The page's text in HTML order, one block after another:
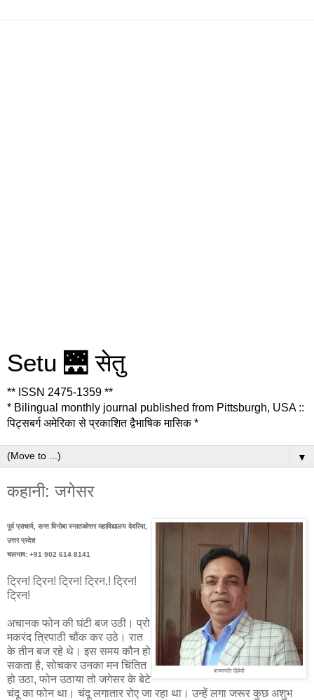
Setu 🌉 सेतु
** ISSN 2475-1359 **
* Bilingual monthly journal published from Pittsburgh, USA ::
पिट्सबर्ग अमेरिका से प्रकाशित द्वैभाषिक मासिक *
▼
कहानी: जगेसर
वाचस्पति द्विवेदी
पूर्व प्राचार्य, सन्त विनोबा स्नातकोत्तर महाविद्यालय देवरिया,
उत्तर प्रदेश
चलभाष: +91 902 614 8141
ट्रिन! ट्रिन! ट्रिन! ट्रिन,! ट्रिन!
ट्रिन!
अचानक फोन की घंटी बज उठी। प्रो
मकरंद त्रिपाठी चौंक कर उठे। रात
के तीन बज रहे थे। इस समय कौन हो
सकता है, सोचकर उनका मन चिंतित
हो उठा, फोन उठाया तो जगेसर के बेटे
चंदू का फोन था। चंदू लगातार रोए जा रहा था। उन्हें लगा जरूर कुछ अशुभ